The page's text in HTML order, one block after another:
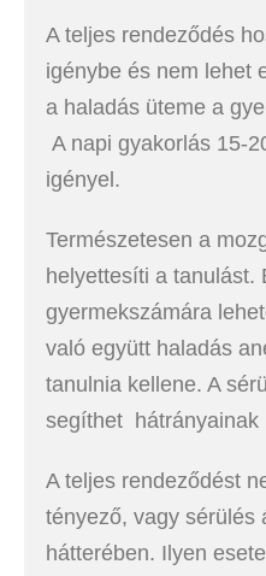
A teljes rendeződés
igénybe és nem lehet
a haladás üteme a
A napi gyakorlás 15-
igényel.
Természetesen a
helyettesíti a tanulást.
gyermekszámára
való együtt haladás
tanulnia kellene. A
segíthet hátrányainak
A teljes rendeződést
tényező, vagy sérülés
hátterében. Ilyen